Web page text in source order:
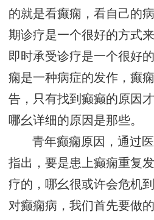
的就是看癫痫，看自己的
期诊疗是一个很好的方式
即时承受诊疗是一个很好
痫是一种病症的发作，癫
告，只有找到癫癫的原因
哪幺详细的原因是那些。
青年癫痫原因，通过
指出，要是患上癫痫重复
疗的，哪幺很或许会危机
对癫痫病，我们首先要做